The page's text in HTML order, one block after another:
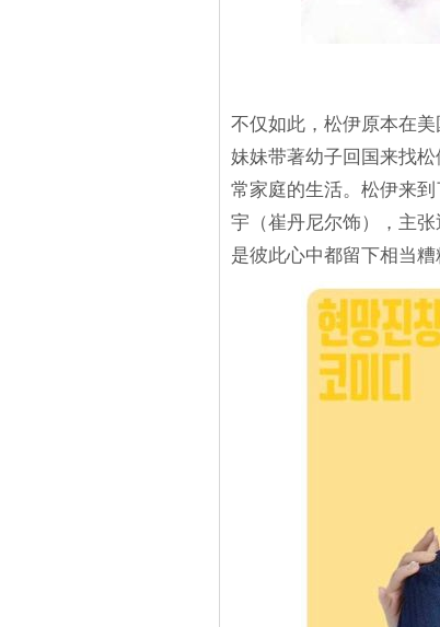
不仅如此，松伊原本在
妹妹带著幼子回国来找
常家庭的生活。松伊来
宇（崔丹尼尔饰），主
是彼此心中都留下相当糟